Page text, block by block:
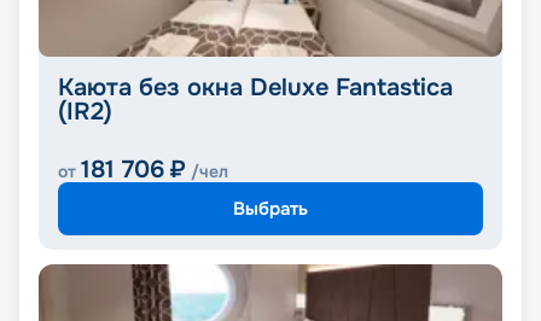
Каюта без окна Deluxe Fantastica
(IR2)
от 181 706 ₽ /чел
Выбрать